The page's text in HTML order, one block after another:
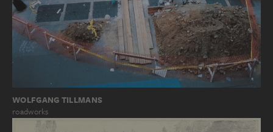
WOLFGANG TILLMANS
roadworks